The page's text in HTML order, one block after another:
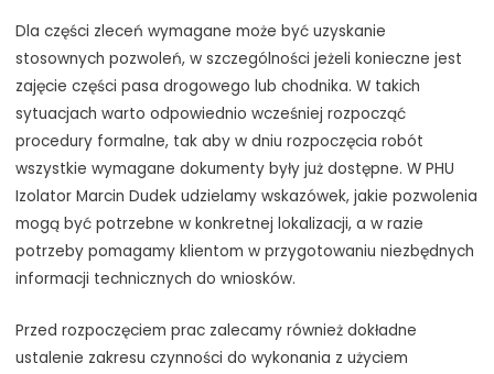
Dla części zleceń wymagane może być uzyskanie
stosownych pozwoleń, w szczególności jeżeli konieczne jest
zajęcie części pasa drogowego lub chodnika. W takich
sytuacjach warto odpowiednio wcześniej rozpocząć
procedury formalne, tak aby w dniu rozpoczęcia robót
wszystkie wymagane dokumenty były już dostępne. W PHU
Izolator Marcin Dudek udzielamy wskazówek, jakie pozwolenia
mogą być potrzebne w konkretnej lokalizacji, a w razie
potrzeby pomagamy klientom w przygotowaniu niezbędnych
informacji technicznych do wniosków.
Przed rozpoczęciem prac zalecamy również dokładne
ustalenie zakresu czynności do wykonania z użyciem